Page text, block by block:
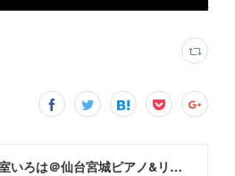
音楽教室いろは＠仙台宮城ピアノ&リトミック(出張レッスン、オンラインレッスン対応)